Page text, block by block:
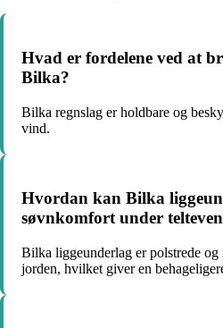
Hvad er fordelene ved at
Bilka?
Bilka regnslag er holdbare og
vind.
Hvordan kan Bilka
søvnkomfort under
Bilka liggeunderlag er polstrede
jorden, hvilket giver en